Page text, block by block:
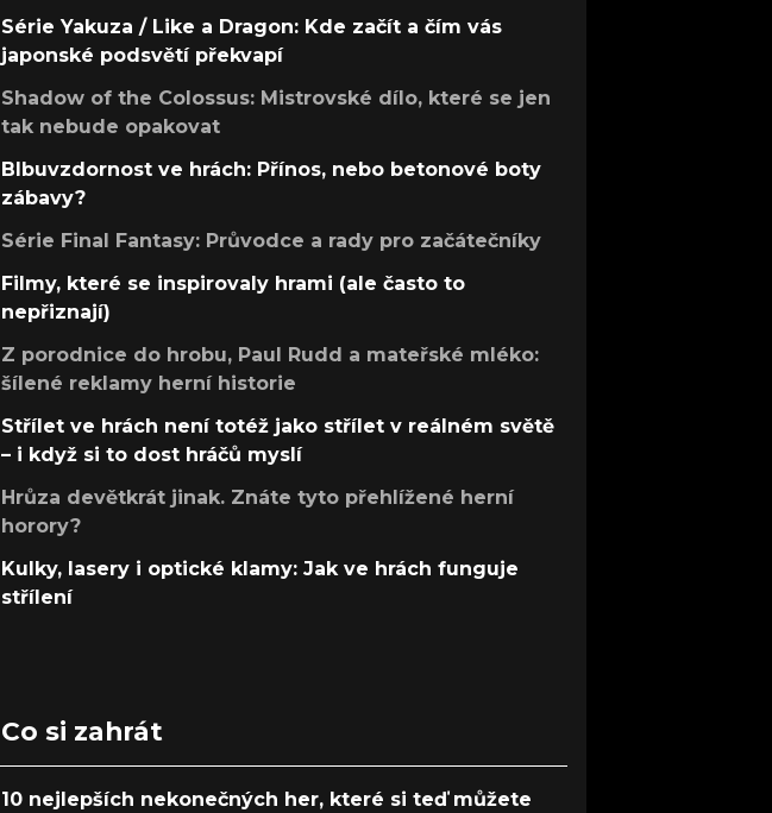
Série Yakuza / Like a Dragon: Kde začít a čím vás
japonské podsvětí překvapí
Shadow of the Colossus: Mistrovské dílo, které se jen
tak nebude opakovat
Blbuvzdornost ve hrách: Přínos, nebo betonové boty
zábavy?
Série Final Fantasy: Průvodce a rady pro začátečníky
Filmy, které se inspirovaly hrami (ale často to
nepřiznají)
Z porodnice do hrobu, Paul Rudd a mateřské mléko:
šílené reklamy herní historie
Střílet ve hrách není totéž jako střílet v reálném světě
– i když si to dost hráčů myslí
Hrůza devětkrát jinak. Znáte tyto přehlížené herní
horory?
Kulky, lasery i optické klamy: Jak ve hrách funguje
střílení
Co si zahrát
10 nejlepších nekonečných her, které si teď můžete